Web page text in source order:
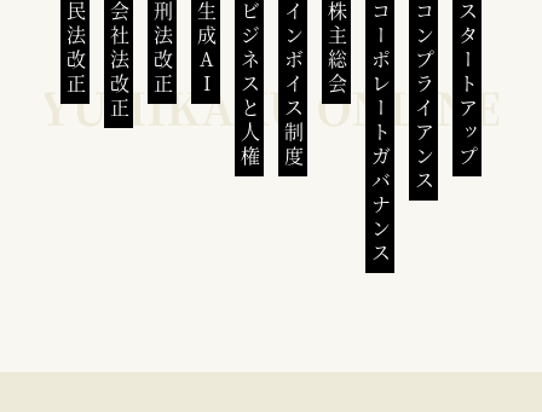
民法改正 会社法改正 刑法改正 生成AI ビジネスと人権インボイス制度 株主総会 コーポレートガバナンスコンプライアンススタートアップ